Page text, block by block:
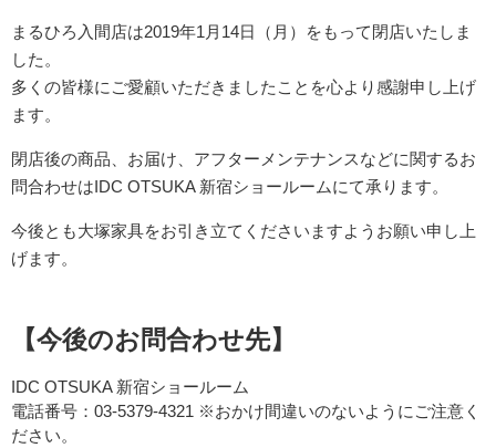
まるひろ入間店は2019年1月14日（月）をもって閉店いたしま
した。
多くの皆様にご愛顧いただきましたことを心より感謝申し上げ
ます。
閉店後の商品、お届け、アフターメンテナンスなどに関するお
問合わせはIDC OTSUKA 新宿ショールームにて承ります。
今後とも大塚家具をお引き立てくださいますようお願い申し上
げます。
【今後のお問合わせ先】
IDC OTSUKA 新宿ショールーム
電話番号：03-5379-4321 ※おかけ間違いのないようにご注意く
ださい。